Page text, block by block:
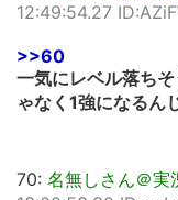
12:49:54.27
>>60
一気にレベル落ち
ゃなく1強になるん
70: 名無しさん＠実